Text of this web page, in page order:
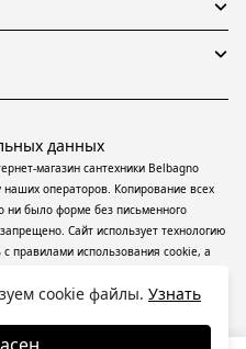
магазин сантехники Belbagno
операторов. Копирование всех
ни было форме без письменного
Сайт использует технологию
правилами использования cookie, а
(информационные
основе сбора, систематизации и
пользователей сети
данных
cookie файлы. Узнать